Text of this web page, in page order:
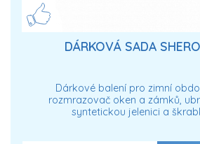
DÁRKOVÁ SADA
Dárkové balení pro zimní
rozmrazovač oken a zámků,
syntetickou jelenici a